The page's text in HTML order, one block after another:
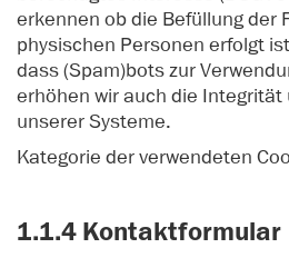
erkennen ob die Befüllung der
physischen Personen erfolgt
dass (Spam)bots zur
erhöhen wir auch die Integrität
unserer Systeme.
Kategorie der verwendeten
1.1.4 Kontaktformular